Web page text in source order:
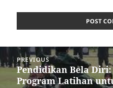
Post
navigation
PREVIOUS
Previous
post:
Pendidikan Bela
Program Latihan